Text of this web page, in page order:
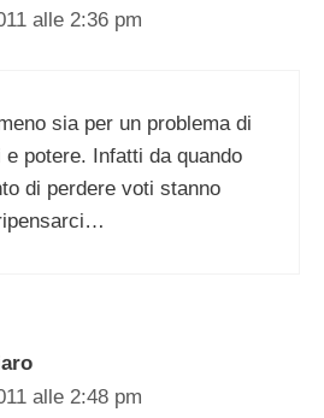
alle 2:36 pm
sia per un problema di
potere. Infatti da quando
di perdere voti stanno
alle 2:48 pm